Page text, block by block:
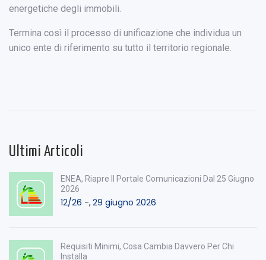
energetiche degli immobili.
Termina così il processo di unificazione che individua un
unico ente di riferimento su tutto il territorio regionale.
Ultimi Articoli
ENEA, Riapre Il Portale Comunicazioni Dal 25 Giugno
2026
12/26 -, 29 giugno 2026
Requisiti Minimi, Cosa Cambia Davvero Per Chi
Installa